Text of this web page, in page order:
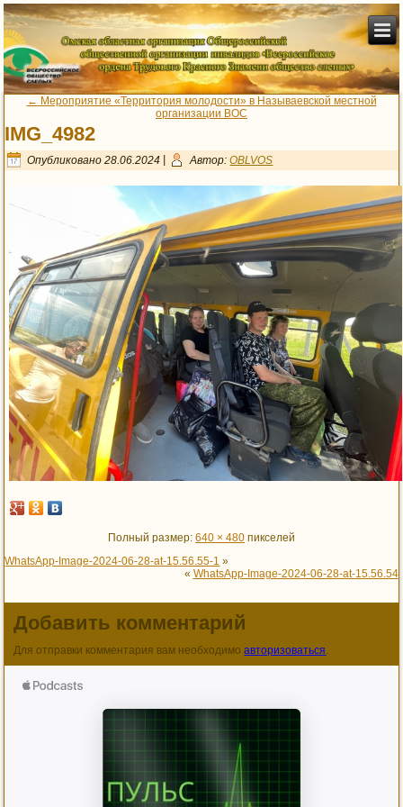
← Мероприятие «Территория молодости» в Называевской местной
организации ВОС
IMG_4982
Опубликовано 28.06.2024 Автор: OBLVOS
Полный размер: 640 × 480 пикселей
WhatsApp-Image-2024-06-28-at-15.56.55-1 »
« WhatsApp-Image-2024-06-28-at-15.56.54
Добавить комментарий
Для отправки комментария вам необходимоавторизоваться.